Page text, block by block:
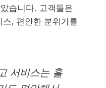
습니다. 고객들은
, 편안한 분위기를
서비스는 훌